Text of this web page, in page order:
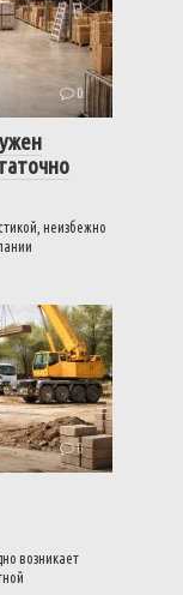
0
неизбежно
0
возникает